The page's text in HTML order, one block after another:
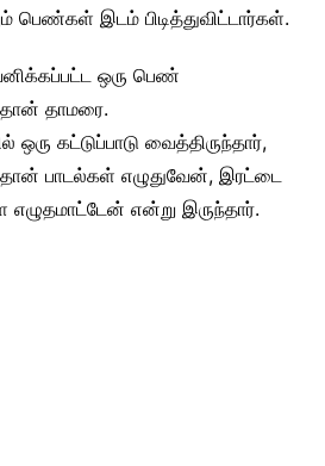
பெண்கள் இடம் பிடித்துவிட்டார்கள்.
ஒரு பெண்
தான் தாமரை.
ஒரு கட்டுப்பாடு வைத்திருந்தார்,
தான் பாடல்கள் எழுதுவேன், இரட்டை
என்று இருந்தார்.